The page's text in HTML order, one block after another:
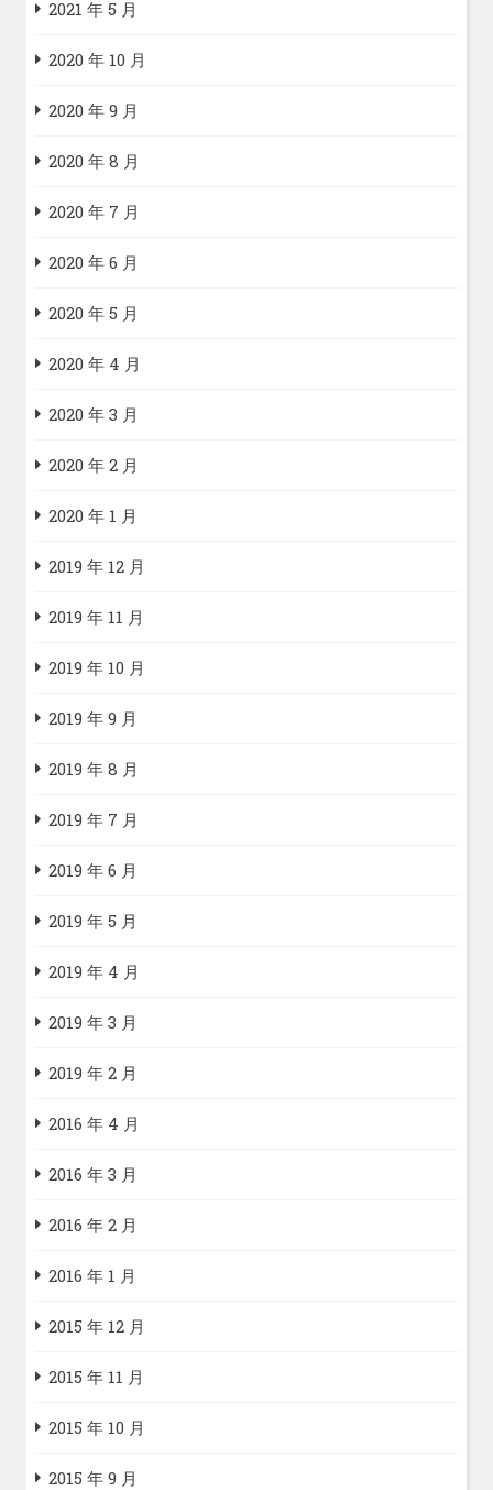
2021 年 5 月
2020 年 10 月
2020 年 9 月
2020 年 8 月
2020 年 7 月
2020 年 6 月
2020 年 5 月
2020 年 4 月
2020 年 3 月
2020 年 2 月
2020 年 1 月
2019 年 12 月
2019 年 11 月
2019 年 10 月
2019 年 9 月
2019 年 8 月
2019 年 7 月
2019 年 6 月
2019 年 5 月
2019 年 4 月
2019 年 3 月
2019 年 2 月
2016 年 4 月
2016 年 3 月
2016 年 2 月
2016 年 1 月
2015 年 12 月
2015 年 11 月
2015 年 10 月
2015 年 9 月